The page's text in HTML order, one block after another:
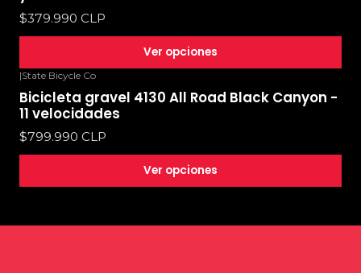
$379.990 CLP
Ver opciones
|State Bicycle Co
Bicicleta gravel 4130 All Road Black Canyon -
11 velocidades
$799.990 CLP
Ver opciones